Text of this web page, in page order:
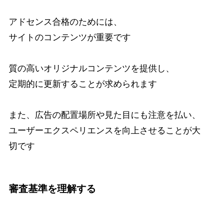
アドセンス合格のためには、
サイトのコンテンツが重要です
質の高いオリジナルコンテンツを提供し、
定期的に更新することが求められます
また、広告の配置場所や見た目にも注意を払い、
ユーザーエクスペリエンスを向上させることが大
切です
審査基準を理解する